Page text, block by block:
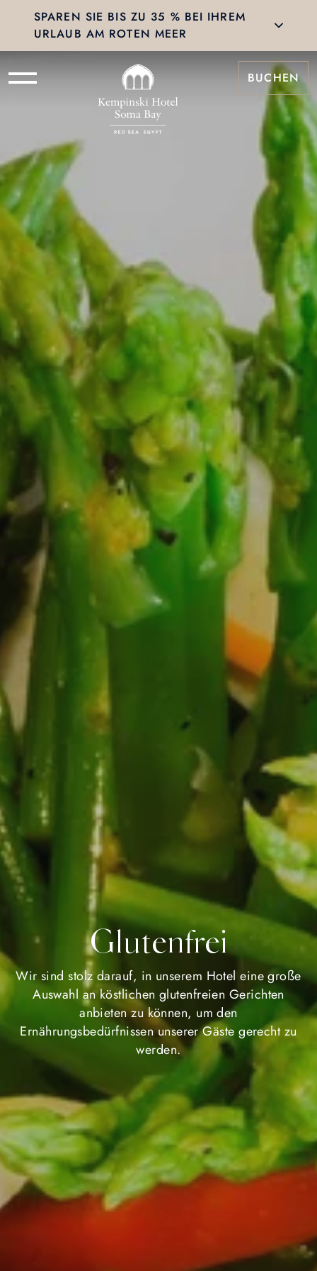
SPAREN SIE BIS ZU 35 % BEI IHREM
URLAUB AM ROTEN MEER
BUCHEN
Glutenfrei
Wir sind stolz darauf, in unserem Hotel eine große
Auswahl an köstlichen glutenfreien Gerichten
anbieten zu können, um den
Ernährungsbedürfnissen unserer Gäste gerecht zu
werden.